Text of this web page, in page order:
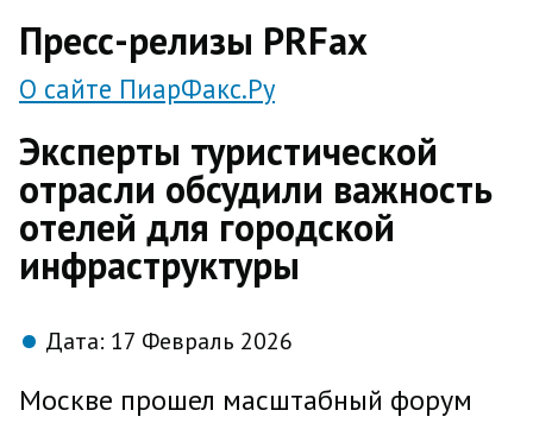
Пресс-релизы PRFax
О сайте ПиарФакс.Ру
Эксперты туристической
отрасли обсудили важность
отелей для городской
инфраструктуры
Дата: 17 Февраль 2026
Москве прошел масштабный форум